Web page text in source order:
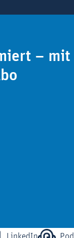
– mit